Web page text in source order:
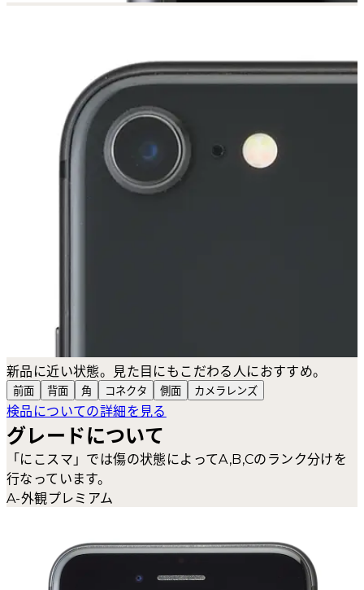
新品に近い状態。見た目にもこだわる人におすすめ。
前面 背面 角 コネクタ 側面 カメラ レンズ
検品についての詳細を見る
グレードについて
「にこスマ」では傷の状態によってA,B,Cのランク分けを
行なっています。
A-外観プレミアム